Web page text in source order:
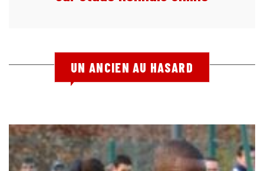
UN ANCIEN AU HASARD